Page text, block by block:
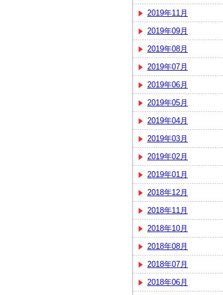
2019年11月
2019年09月
2019年08月
2019年07月
2019年06月
2019年05月
2019年04月
2019年03月
2019年02月
2019年01月
2018年12月
2018年11月
2018年10月
2018年08月
2018年07月
2018年06月